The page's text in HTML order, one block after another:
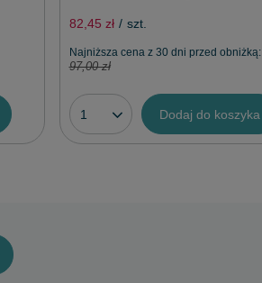
82,45 zł / szt.
Najniższa cena z 30 dni przed obniżką:
97,00 zł
Dodaj do koszyka